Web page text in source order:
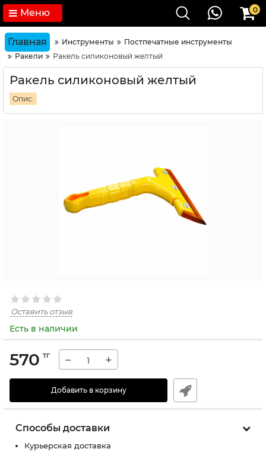
Меню 0
Главная Инструменты
Постпечатные инструменты
Ракели
Ракель силиконовый желтый
Ракель силиконовый желтый
Опис:
Оставить отзыв
Есть в наличии
570 тг − +
Добавить в корзину
Способы доставки
Курьерская доставка